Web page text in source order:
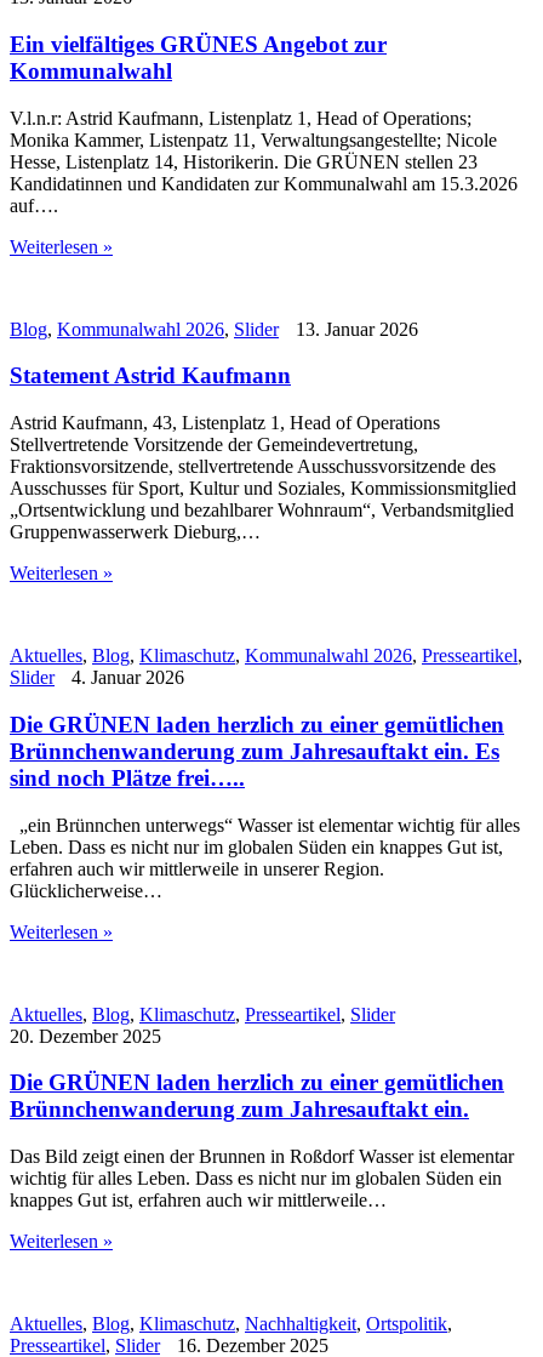
Ein vielfältiges GRÜNES Angebot zur
Kommunalwahl
V.l.n.r: Astrid Kaufmann, Listenplatz 1, Head of Operations;
Monika Kammer, Listenpatz 11, Verwaltungsangestellte; Nicole
Hesse, Listenplatz 14, Historikerin. Die GRÜNEN stellen 23
Kandidatinnen und Kandidaten zur Kommunalwahl am 15.3.2026
auf….
Weiterlesen »
Blog, Kommunalwahl 2026, Slider 13. Januar 2026
Statement Astrid Kaufmann
Astrid Kaufmann, 43, Listenplatz 1, Head of Operations
Stellvertretende Vorsitzende der Gemeindevertretung,
Fraktionsvorsitzende, stellvertretende Ausschussvorsitzende des
Ausschusses für Sport, Kultur und Soziales, Kommissionsmitglied
„Ortsentwicklung und bezahlbarer Wohnraum“, Verbandsmitglied
Gruppenwasserwerk Dieburg,…
Weiterlesen »
Aktuelles, Blog, Klimaschutz, Kommunalwahl 2026, Presseartikel,
Slider
4. Januar 2026
Die GRÜNEN laden herzlich zu einer gemütlichen
Brünnchenwanderung zum Jahresauftakt ein. Es
sind noch Plätze frei…..
„ein Brünnchen unterwegs“ Wasser ist elementar wichtig für alles
Leben. Dass es nicht nur im globalen Süden ein knappes Gut ist,
erfahren auch wir mittlerweile in unserer Region.
Glücklicherweise…
Weiterlesen »
Aktuelles, Blog, Klimaschutz, Presseartikel, Slider
20. Dezember 2025
Die GRÜNEN laden herzlich zu einer gemütlichen
Brünnchenwanderung zum Jahresauftakt ein.
Das Bild zeigt einen der Brunnen in Roßdorf Wasser ist elementar
wichtig für alles Leben. Dass es nicht nur im globalen Süden ein
knappes Gut ist, erfahren auch wir mittlerweile…
Weiterlesen »
Aktuelles, Blog, Klimaschutz, Nachhaltigkeit, Ortspolitik,
Presseartikel, Slider 16. Dezember 2025